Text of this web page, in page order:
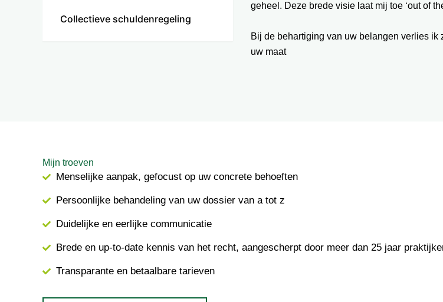
Collectieve schuldenregeling
geheel. Deze brede visie laat mij toe ‘out of
Bij de behartiging van uw belangen verlies
uw maat
Mijn troeven
Menselijke aanpak, gefocust op uw concrete behoeften
Persoonlijke behandeling van uw dossier van a tot z
Duidelijke en eerlijke communicatie
Brede en up-to-date kennis van het recht, aangescherpt door meer dan 25 jaar
Transparante en betaalbare tarieven